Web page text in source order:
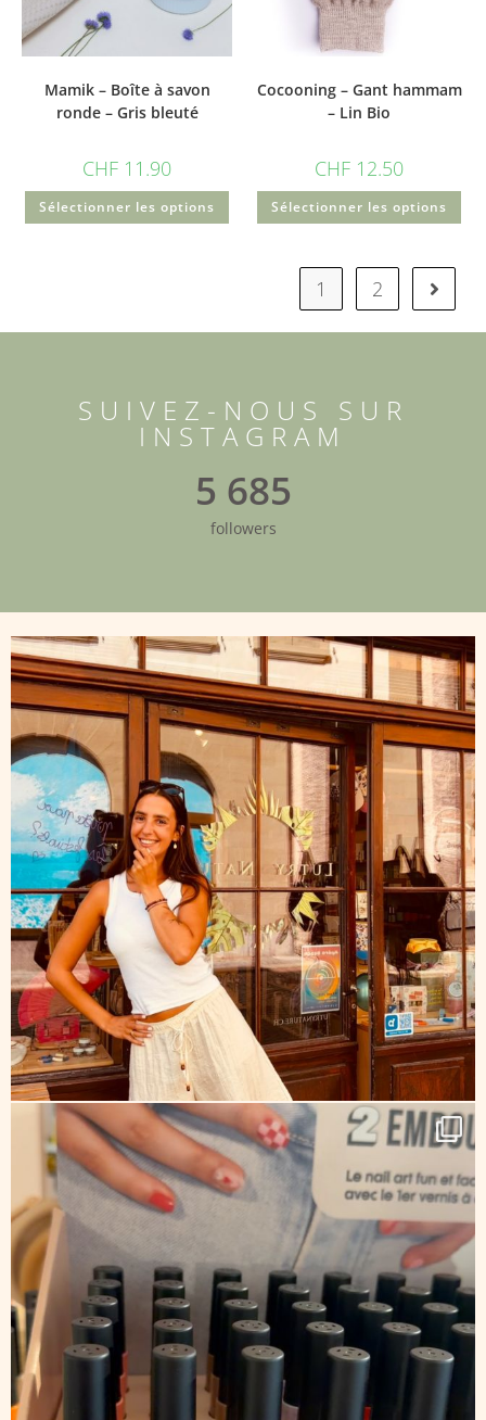
Mamik – Boîte à savon
ronde – Gris bleuté
CHF 11.90
Sélectionner les options
Cocooning – Gant hammam
– Lin Bio
CHF 12.50
Sélectionner les options
1 2
SUIVEZ-NOUS SUR
INSTAGRAM
followers
5 685